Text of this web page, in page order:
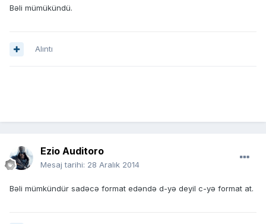
Bəli mümükündü.
Alıntı
Ezio Auditoro
Mesaj tarihi: 28 Aralık 2014
Bəli mümkündür sadəcə format edəndə d-yə deyil c-yə format at.